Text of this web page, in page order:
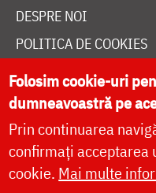
DESPRE NOI
POLITICA DE COOKIES
DONEAZĂ ONLINE
LIVE
Folosim cookie-uri
dumneavoastră pe
Prin continuarea
confirmați
cookie. Mai multe